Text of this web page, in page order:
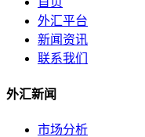
外汇平台
新闻资讯
联系我们
外汇新闻
市场分析